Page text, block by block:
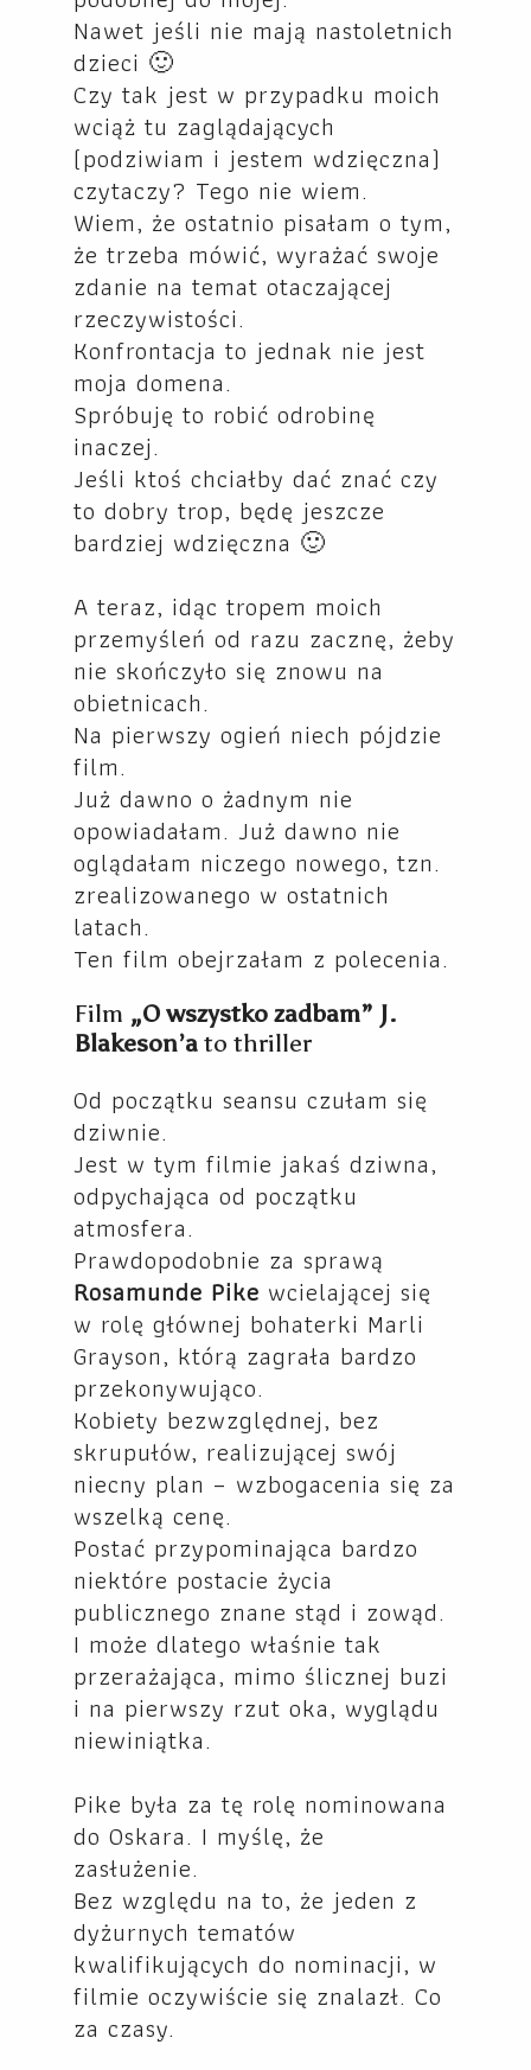
Nawet jeśli nie mają nastoletnich
dzieci 🙂
Czy tak jest w przypadku moich
wciąż tu zaglądających
(podziwiam i jestem wdzięczna)
czytaczy? Tego nie wiem.
Wiem, że ostatnio pisałam o tym,
że trzeba mówić, wyrażać swoje
zdanie na temat otaczającej
rzeczywistości.
Konfrontacja to jednak nie jest
moja domena.
Spróbuję to robić odrobinę
inaczej.
Jeśli ktoś chciałby dać znać czy
to dobry trop, będę jeszcze
bardziej wdzięczna 🙂
A teraz, idąc tropem moich
przemyśleń od razu zacznę, żeby
nie skończyło się znowu na
obietnicach.
Na pierwszy ogień niech pójdzie
film.
Już dawno o żadnym nie
opowiadałam. Już dawno nie
oglądałam niczego nowego, tzn.
zrealizowanego w ostatnich
latach.
Ten film obejrzałam z polecenia.
Film „O wszystko zadbam” J.
Blakeson’ato thriller
Od początku seansu czułam się
dziwnie.
Jest w tym filmie jakaś dziwna,
odpychająca od początku
atmosfera.
Prawdopodobnie za sprawą
Rosamunde Pike wcielającej się
w rolę głównej bohaterki Marli
Grayson, którą zagrała bardzo
przekonywująco.
Kobiety bezwzględnej, bez
skrupułów, realizującej swój
niecny plan – wzbogacenia się za
wszelką cenę.
Postać przypominająca bardzo
niektóre postacie życia
publicznego znane stąd i zowąd.
I może dlatego właśnie tak
przerażająca, mimo ślicznej buzi
i na pierwszy rzut oka, wyglądu
niewiniątka.
Pike była za tę rolę nominowana
do Oskara. I myślę, że
zasłużenie.
Bez względu na to, że jeden z
dyżurnych tematów
kwalifikujących do nominacji, w
filmie oczywiście się znalazł. Co
za czasy.